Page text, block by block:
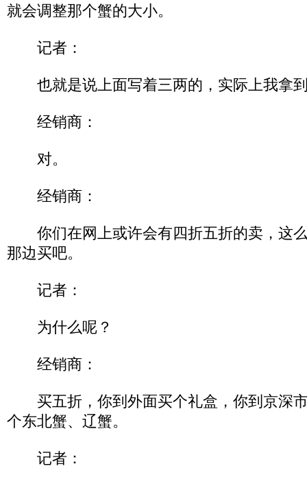
就会调整那个蟹的大小。
记者：
也就是说上面写着三两的，实际上我拿
经销商：
对。
经销商：
你们在网上或许会有四折五折的卖，这
那边买吧。
记者：
为什么呢？
经销商：
买五折，你到外面买个礼盒，你到京深
个东北蟹、辽蟹。
记者：